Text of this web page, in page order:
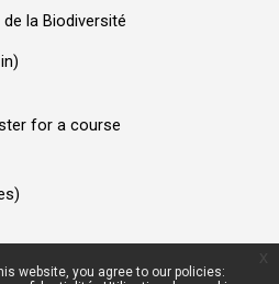
website, you agree to our policies:
la Biodiversité
)
for a course